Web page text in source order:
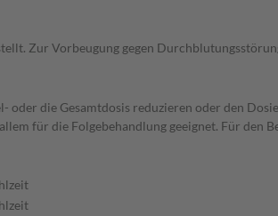
Zur Vorbeugung gegen
die Gesamtdosis reduzieren oder den
für die Folgebehandlung geeignet. Für den